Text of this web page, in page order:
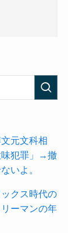
元文科相
味犯罪」→撤
いよ。
クス時代の
ーマンの年